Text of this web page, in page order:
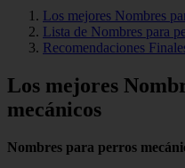
Los mejores Nombres
Lista de Nombres para
Recomendaciones
Los mejores
mecánicos
Nombres para perros